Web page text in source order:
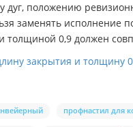
дуг, положению
заменять
0,9 должен
закрытия и толщину
профнастил для